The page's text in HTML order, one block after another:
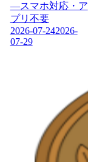
―スマホ対応・ア
プリ不要
2026-07-242026-
07-29